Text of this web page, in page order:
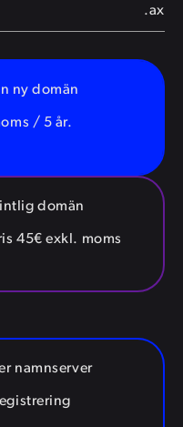
.ax
ny domän
/ 5 år.
domän
45€ exkl. moms
namnserver